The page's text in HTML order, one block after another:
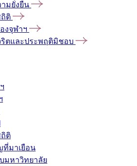
มยั่งยืน
ติ
งจุฬาฯ
ริตและประพฤติมิชอบ
ติ
มาเยือน
มหาวิทยาลัย